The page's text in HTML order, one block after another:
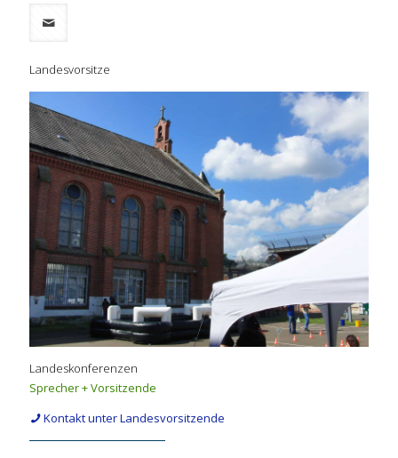
Landesvorsitze
Landeskonferenzen
Sprecher + Vorsitzende
Kontakt unter Landesvorsitzende